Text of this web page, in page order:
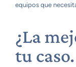
equipos que
¿La
tu caso.